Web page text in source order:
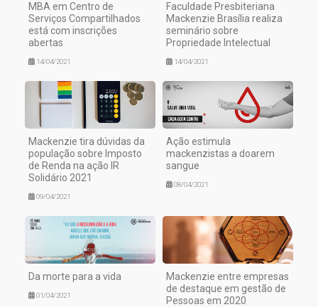
MBA em Centro de
Serviços Compartilhados
está com inscrições
abertas
14/04/2021
Faculdade Presbiteriana
Mackenzie Brasília realiza
seminário sobre
Propriedade Intelectual
14/04/2021
Mackenzie tira dúvidas da
população sobre Imposto
de Renda na ação IR
Solidário 2021
09/04/2021
Ação estimula
mackenzistas a doarem
sangue
08/04/2021
Da morte para a vida
01/04/2021
Mackenzie entre empresas
de destaque em gestão de
Pessoas em 2020